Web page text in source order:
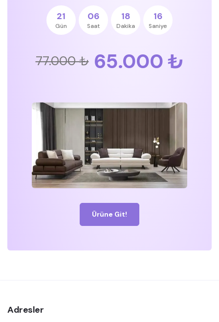
21
Gün
06
Saat
18
Dakika
16
Saniye
77.000 ₺ 65.000 ₺
Ürüne Git!
Adresler